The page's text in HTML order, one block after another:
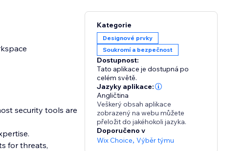
security tools are
for threats,
Kategorie
Designové prvky
Soukromí a bezpečnost
Dostupnost:
Tato aplikace je dostupná po
celém světě.
Jazyky aplikace:
Angličtina
Veškerý obsah aplikace
zobrazený na webu můžete
přeložit do jakéhokoli jazyka.
Doporučeno v
Wix Choice,Výběr týmu